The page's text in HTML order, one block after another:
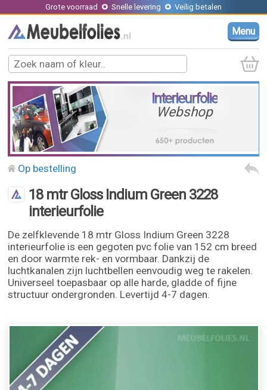
Grote voorraad Snelle levering Veilig betalen
Menu
Interieurfolie
Webshop
Op bestelling
18 mtr Gloss Indium Green 3228
interieurfolie
De zelfklevende 18 mtr Gloss Indium Green 3228
interieurfolie is een gegoten pvc folie van 152 cm breed
en door warmte rek- en vormbaar. Dankzij de
luchtkanalen zijn luchtbellen eenvoudig weg te rakelen.
Universeel toepasbaar op alle harde, gladde of fijne
structuur ondergronden. Levertijd 4-7 dagen.